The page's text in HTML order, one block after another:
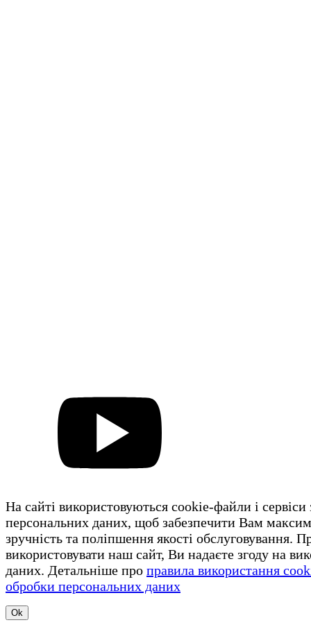
На сайті використовуються cookie-файли і сервіси
персональних даних, щоб забезпечити Вам
зручність та поліпшення якості обслуговування.
використовувати наш сайт, Ви надаєте згоду на
даних. Детальніше про правила використання
обробки персональних даних
Ok